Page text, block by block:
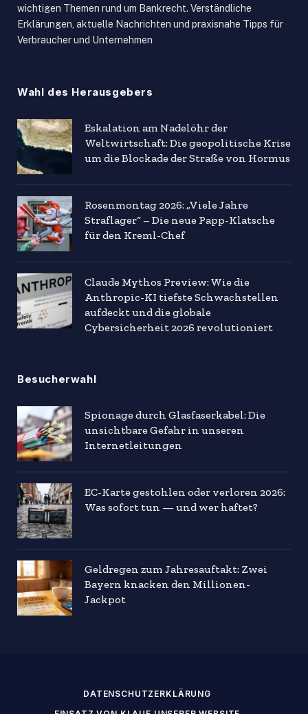
wichtigen Themen rund um Bankrecht. Verständliche
Erklärungen, aktuelle Nachrichten und praxisnahe Tipps für
Verbraucher und Unternehmen
Wahl des Herausgebers
Eskalation am Nadelöhr der
Weltwirtschaft: Die geopolitische Krise
um die Blockade der Straße von Hormus
Rosenmontag 2026: „Viele Jahre
Straflager“ – Die neue Papp-Klatsche
für den Kreml-Chef
Claude Mythos Preview: Wie die
Anthropic-KI tiefste Schwachstellen
aufdeckt und die globale
Cybersicherheit 2026 revolutioniert
Besucherwahl
Spionage durch Glasfaserkabel: Die
unsichtbare Gefahr in unseren
Internetleitungen
EC-Karte gestohlen oder verloren 2026:
Was sofort tun — und wer haftet?
Geldregen zum Jahresauftakt: Zwei
Bayern knacken den Millionen-
Jackpot
DATENSCHUTZERKLÄRUNG